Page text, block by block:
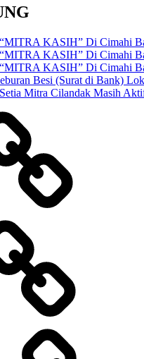
KASIH” Di Cimahi
KASIH” Di Cimahi
KASIH” Di Cimahi
Besi (Surat di Bank)
Mitra Cilandak Masih